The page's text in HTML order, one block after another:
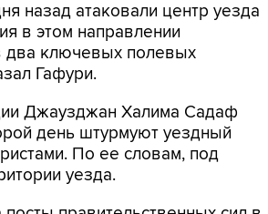
назад атаковали центр уезда
в этом направлении
два ключевых полевых
Гафури.
Джаузджан Халима Садаф
день штурмуют уездный
По ее словам, под
уезда.